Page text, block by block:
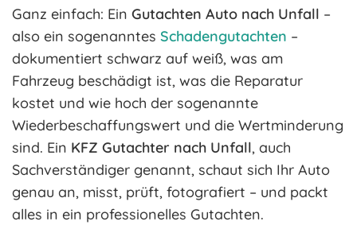
Ganz einfach: Ein Gutachten Auto nach Unfall –
also ein sogenanntes Schadengutachten –
dokumentiert schwarz auf weiß, was am
Fahrzeug beschädigt ist, was die Reparatur
kostet und wie hoch der sogenannte
Wiederbeschaffungswert und die Wertminderung
sind. Ein KFZ Gutachter nach Unfall, auch
Sachverständiger genannt, schaut sich Ihr Auto
genau an, misst, prüft, fotografiert – und packt
alles in ein professionelles Gutachten.